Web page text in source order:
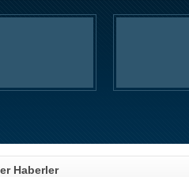
Haberler